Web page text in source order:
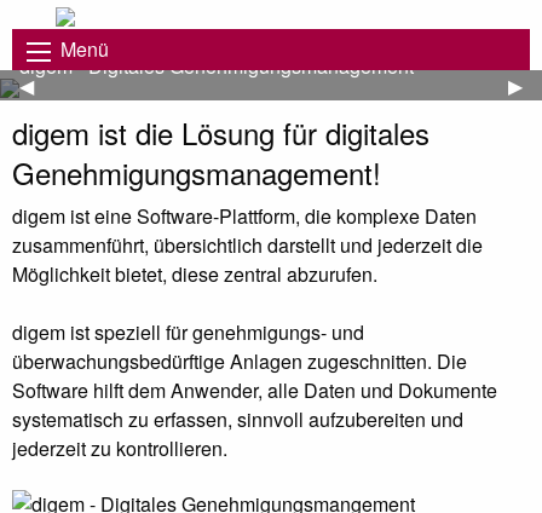
Menü
Vorheriges Bild
◀︎ ▶︎
digem - Digitales Genehmigungsmanagement
digem ist die Lösung für digitales
Genehmigungsmanagement!
digem ist eine Software-Plattform, die komplexe Daten
zusammenführt, übersichtlich darstellt und jederzeit die
Möglichkeit bietet, diese zentral abzurufen.
digem ist speziell für genehmigungs- und
überwachungsbedürftige Anlagen zugeschnitten. Die
Software hilft dem Anwender, alle Daten und Dokumente
systematisch zu erfassen, sinnvoll aufzubereiten und
jederzeit zu kontrollieren.